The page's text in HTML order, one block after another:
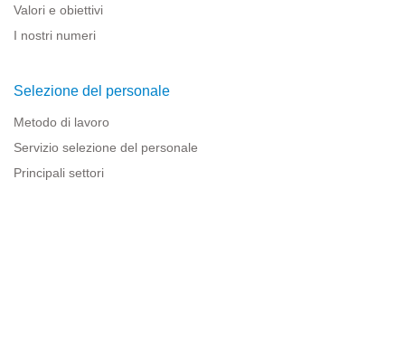
Valori e obiettivi
I nostri numeri
Selezione del personale
Metodo di lavoro
Servizio selezione del personale
Principali settori